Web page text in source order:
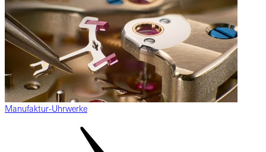
Manufaktur-Uhrwerke